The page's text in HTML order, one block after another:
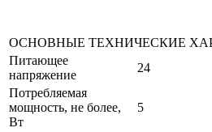
ОСНОВНЫЕ ТЕХНИЧЕСКИЕ
Питающее
напряжение
24
Потребляемая
мощность, не более,
Вт
5